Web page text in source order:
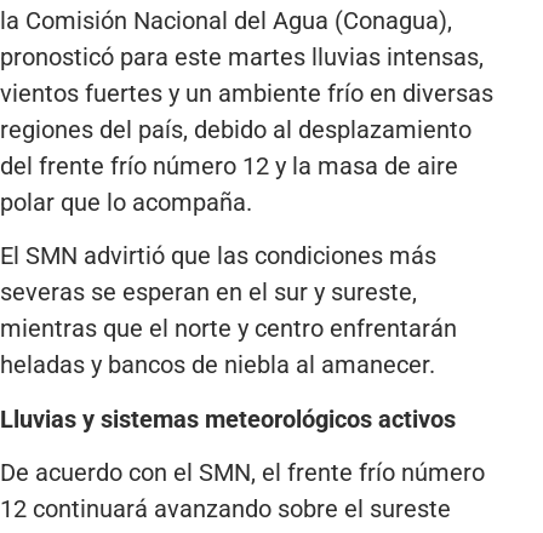
la Comisión Nacional del Agua (Conagua),
pronosticó para este martes lluvias intensas,
vientos fuertes y un ambiente frío en diversas
regiones del país, debido al desplazamiento
del frente frío número 12 y la masa de aire
polar que lo acompaña.
El SMN advirtió que las condiciones más
severas se esperan en el sur y sureste,
mientras que el norte y centro enfrentarán
heladas y bancos de niebla al amanecer.
Lluvias y sistemas meteorológicos activos
De acuerdo con el SMN, el frente frío número
12 continuará avanzando sobre el sureste